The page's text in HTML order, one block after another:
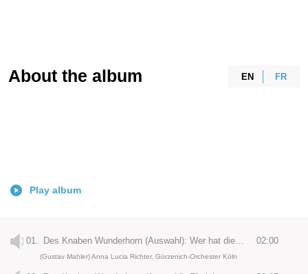
EN FR
About the album
Play album
01. Des Knaben Wunderhorn (Auswahl): Wer hat dies Liedlein erdacht? 02:00
(Gustav Mahler) Anna Lucia Richter, Gürzenich-Orchester Köln